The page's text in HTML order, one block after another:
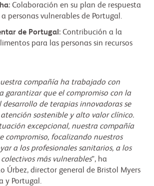
: Colaboración en su plan de respuesta
personas vulnerables de Portugal.
de Portugal : Contribución a la
para las personas sin recursos
compañía ha trabajado con
garantizar que el compromiso con la
desarrollo de terapias innovadoras se
sostenible y alto valor clínico.
excepcional, nuestra compañía
compromiso, focalizando nuestros
a los profesionales sanitarios, a los
más vulnerables”, ha
Úrbez, director general de Bristol Myers
y Portugal.